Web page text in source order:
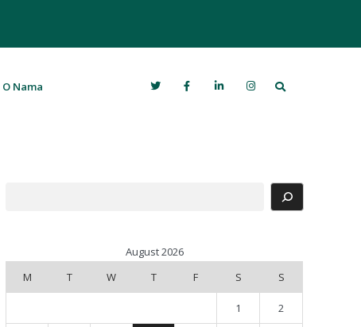
O Nama Search
August 2026
M
T W T F S S
1 2